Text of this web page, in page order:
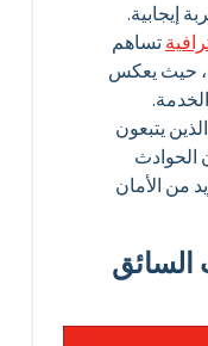
إيجابية.
تساهم
حيث يعكس
يتبعون
الحوادث
من الأمان